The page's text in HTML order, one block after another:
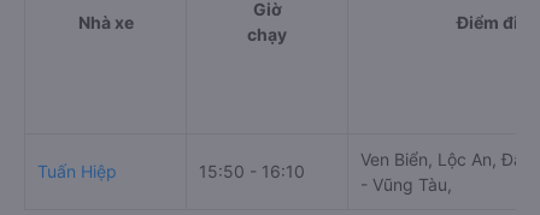
Nhà xe
Giờ
chạy
Điểm đi
Tuấn Hiệp 15:50 - 16:10
Ven Biển, Lộc An, Đất
- Vũng Tàu,